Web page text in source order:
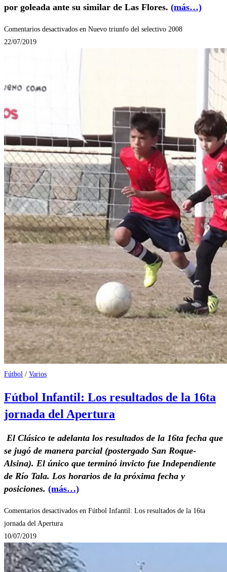
por goleada ante su similar de Las Flores. (más…)
Comentarios desactivados en Nuevo triunfo del selectivo 2008
22/07/2019
Fútbol / Varios
Fútbol Infantil: Los resultados de la 16ta
jornada del Apertura
El Clásico te adelanta los resultados de la 16ta fecha que
se jugó de manera parcial (postergado San Roque-
Alsina). El único que terminó invicto fue Independiente
de Río Tala. Los horarios de la próxima fecha y
posiciones. (más…)
Comentarios desactivados en Fútbol Infantil: Los resultados de la 16ta
jornada del Apertura
10/07/2019